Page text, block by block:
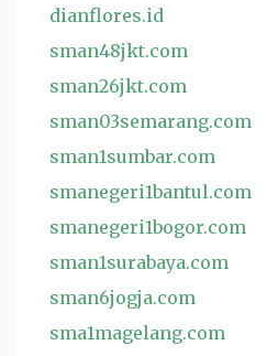
dianflores.id
sman48jkt.com
sman26jkt.com
sman03semarang.com
sman1sumbar.com
smanegeri1bantul.com
smanegeri1bogor.com
sman1surabaya.com
sman6jogja.com
sma1magelang.com